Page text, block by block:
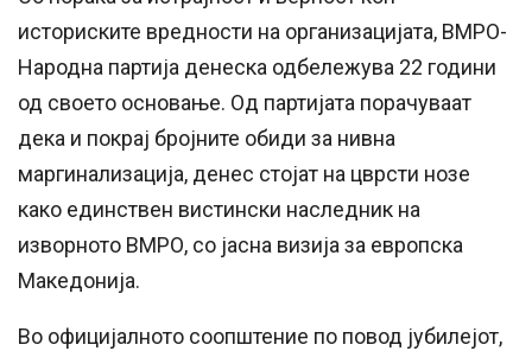
историските вредности на организацијата, ВМРО-
Народна партија денеска одбележува 22 години
од своето основање. Од партијата порачуваат
дека и покрај бројните обиди за нивна
маргинализација, денес стојат на цврсти нозе
како единствен вистински наследник на
изворното ВМРО, со јасна визија за европска
Македонија.
Во официјалното соопштение по повод јубилејот,